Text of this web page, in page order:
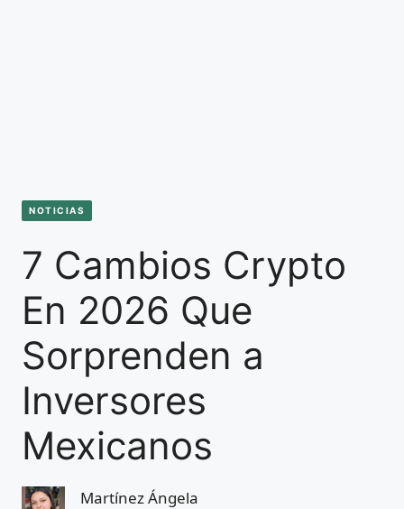
NOTICIAS
7 Cambios Crypto
En 2026 Que
Sorprenden a
Inversores
Mexicanos
Martínez Ángela